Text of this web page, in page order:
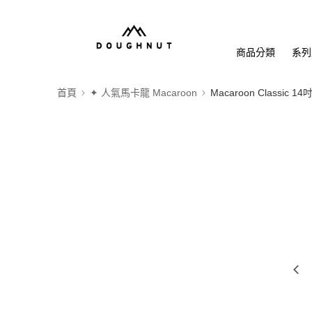
商品分類 系
首頁 ✦ 人氣馬卡龍 Macaroon Macaroon Classic 14吋